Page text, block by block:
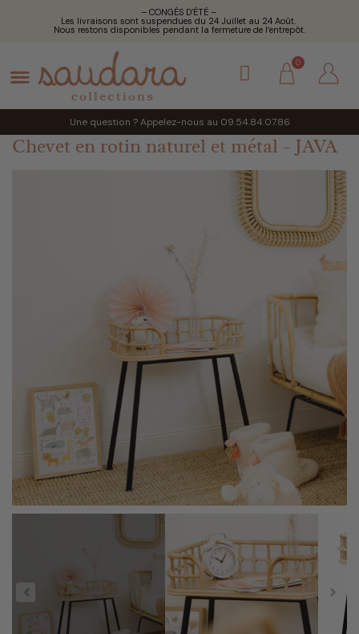
– CONGÉS D’ÉTÉ –
Les livraisons sont suspendues du 24 Juillet au 24 Août.
Nous restons disponibles pendant la fermeture de l’entrepôt.
Une question ? Appelez-nous au 09.54.84.07.86
Chevet en rotin naturel et métal - JAVA